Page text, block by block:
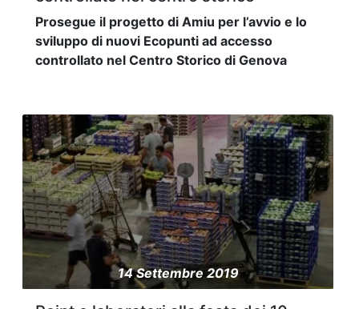
Prosegue il progetto di Amiu per l’avvio e lo
sviluppo di nuovi Ecopunti ad accesso
controllato nel Centro Storico di Genova
14 Settembre 2019